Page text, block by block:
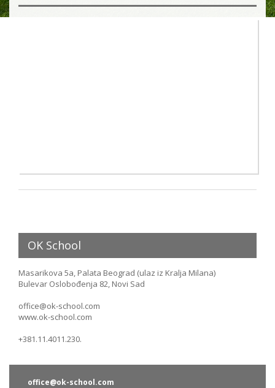
OK School
Masarikova 5a, Palata Beograd (ulaz iz Kralja Milana)
Bulevar Oslobođenja 82, Novi Sad
office@ok-school.com
www.ok-school.com
+381.11.4011.230.
office@ok-school.com